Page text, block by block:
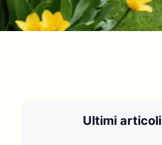
Ultimi articoli